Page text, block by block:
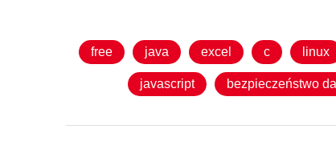
free java excel c linux
javascript bezpieczeństwo